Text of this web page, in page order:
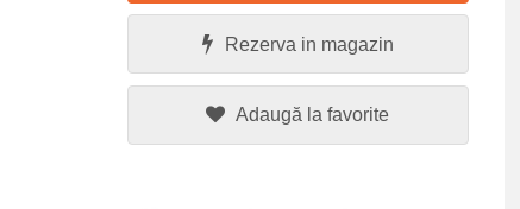
Rezerva in magazin
Adaugă la favorite